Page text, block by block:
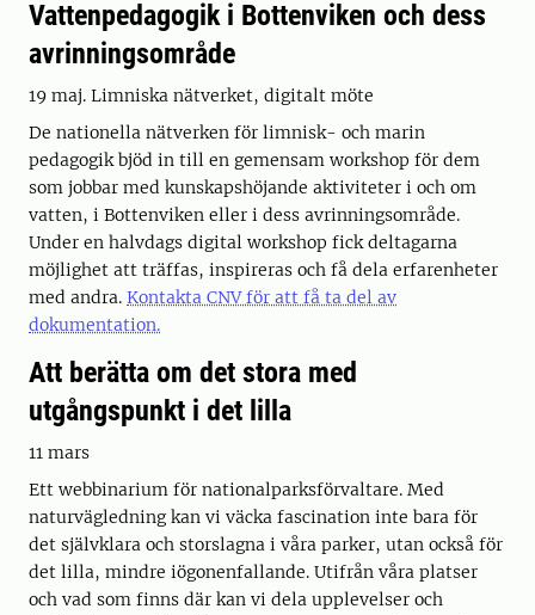
Vattenpedagogik i Bottenviken och dess
avrinningsområde
19 maj. Limniska nätverket, digitalt möte
De nationella nätverken för limnisk- och marin
pedagogik bjöd in till en gemensam workshop för dem
som jobbar med kunskapshöjande aktiviteter i och om
vatten, i Bottenviken eller i dess avrinningsområde.
Under en halvdags digital workshop fick deltagarna
möjlighet att träffas, inspireras och få dela erfarenheter
med andra. Kontakta CNV för att få ta del av
dokumentation.
Att berätta om det stora med
utgångspunkt i det lilla
11 mars
Ett webbinarium för nationalparksförvaltare. Med
naturvägledning kan vi väcka fascination inte bara för
det självklara och storslagna i våra parker, utan också för
det lilla, mindre iögonenfallande. Utifrån våra platser
och vad som finns där kan vi dela upplevelser och